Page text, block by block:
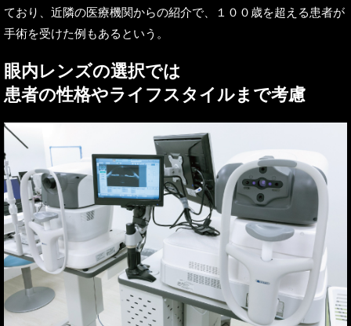
ており、近隣の医療機関からの紹介で、１００歳を超える患者が
手術を受けた例もあるという。
眼内レンズの選択では
患者の性格やライフスタイルまで考慮